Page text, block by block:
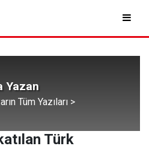
Yazan
Tüm Yazıları >
Türk